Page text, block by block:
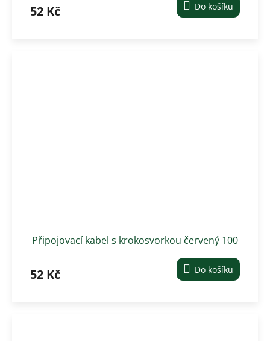
52 Kč Do košíku
Připojovací kabel s krokosvorkou červený 100
52 Kč Do košíku